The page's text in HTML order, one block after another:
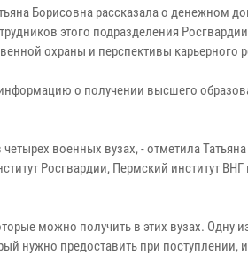
Борисовна рассказала о денежном
этого подразделения
охраны и перспективы карьерного
о получении высшего
военных вузах, - отметила
Росгвардии, Пермский институт
можно получить в этих вузах.
нужно предоставить при поступлении,